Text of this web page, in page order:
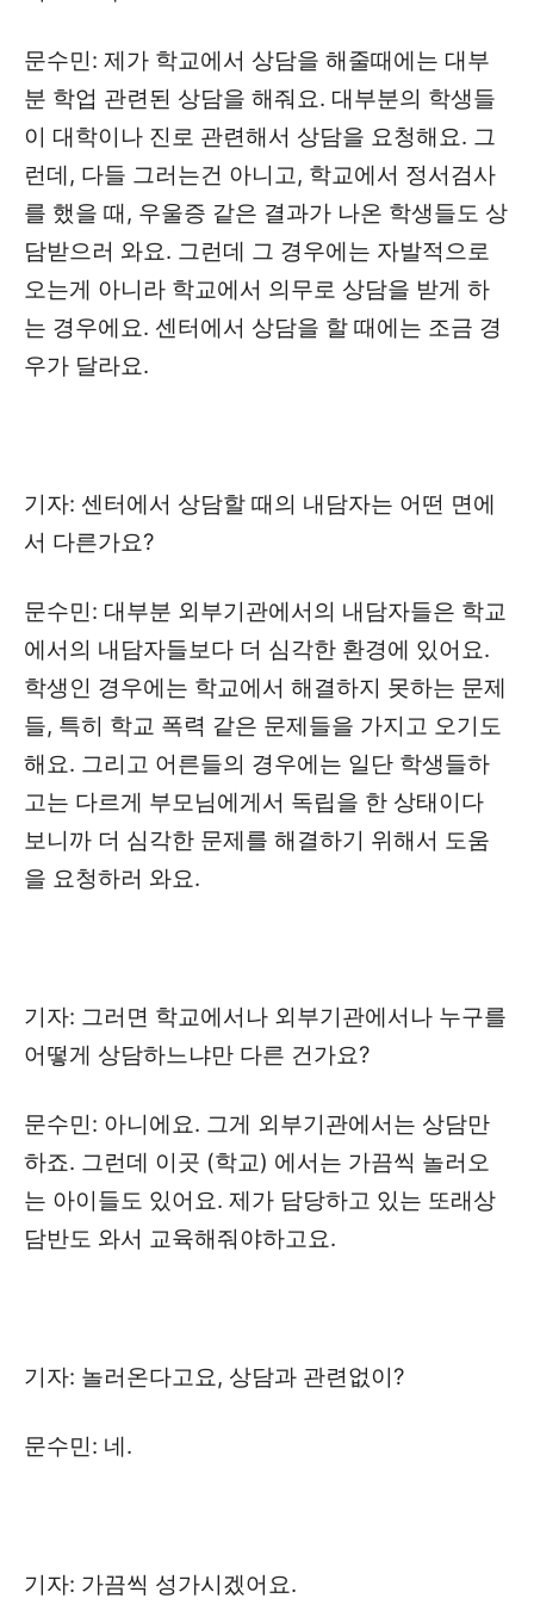
문수민: 제가 학교에서 상담을 해줄때에는 대부
분 학업 관련된 상담을 해줘요. 대부분의 학생들
이 대학이나 진로 관련해서 상담을 요청해요. 그
런데, 다들 그러는건 아니고, 학교에서 정서검사
를 했을 때, 우울증 같은 결과가 나온 학생들도 상
담받으러 와요. 그런데 그 경우에는 자발적으로
오는게 아니라 학교에서 의무로 상담을 받게 하
는 경우에요. 센터에서 상담을 할 때에는 조금 경
우가 달라요.
기자: 센터에서 상담할 때의 내담자는 어떤 면에
서 다른가요?
문수민: 대부분 외부기관에서의 내담자들은 학교
에서의 내담자들보다 더 심각한 환경에 있어요.
학생인 경우에는 학교에서 해결하지 못하는 문제
들, 특히 학교 폭력 같은 문제들을 가지고 오기도
해요. 그리고 어른들의 경우에는 일단 학생들하
고는 다르게 부모님에게서 독립을 한 상태이다
보니까 더 심각한 문제를 해결하기 위해서 도움
을 요청하러 와요.
기자: 그러면 학교에서나 외부기관에서나 누구를
어떻게 상담하느냐만 다른 건가요?
문수민: 아니에요. 그게 외부기관에서는 상담만
하죠. 그런데 이곳 (학교) 에서는 가끔씩 놀러오
는 아이들도 있어요. 제가 담당하고 있는 또래상
담반도 와서 교육해줘야하고요.
기자: 놀러온다고요, 상담과 관련없이?
문수민: 네.
기자: 가끔씩 성가시겠어요.